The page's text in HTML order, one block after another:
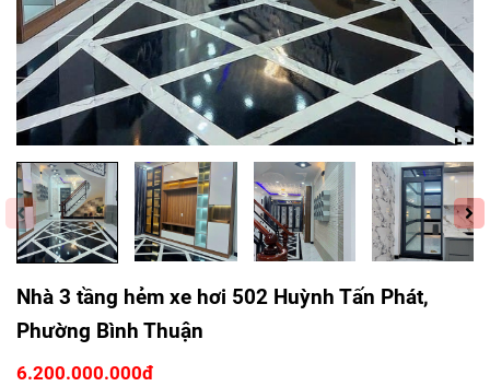
Nhà 3 tầng hẻm xe hơi 502 Huỳnh Tấn Phát,
Phường Bình Thuận
6.200.000.000đ